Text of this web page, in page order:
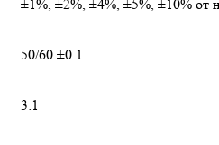
±1%, ±2%, ±4%, ±5%, ±10% от
50/60 ±0.1
3:1